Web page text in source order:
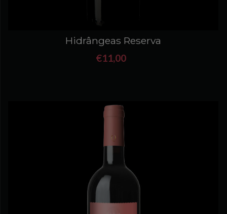
Hidrângeas Reserva
€11,00